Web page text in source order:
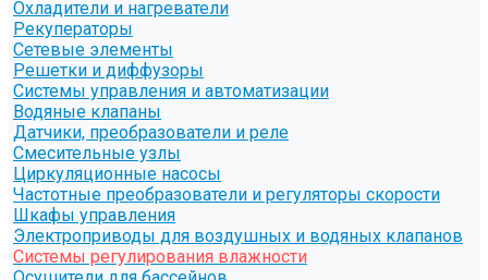
Охладители и нагреватели
Рекуператоры
Сетевые элементы
Решетки и диффузоры
Системы управления и автоматизации
Водяные клапаны
Датчики, преобразователи и реле
Смесительные узлы
Циркуляционные насосы
Частотные преобразователи и регуляторы скорости
Шкафы управления
Электроприводы для воздушных и водяных клапанов
Системы регулирования влажности